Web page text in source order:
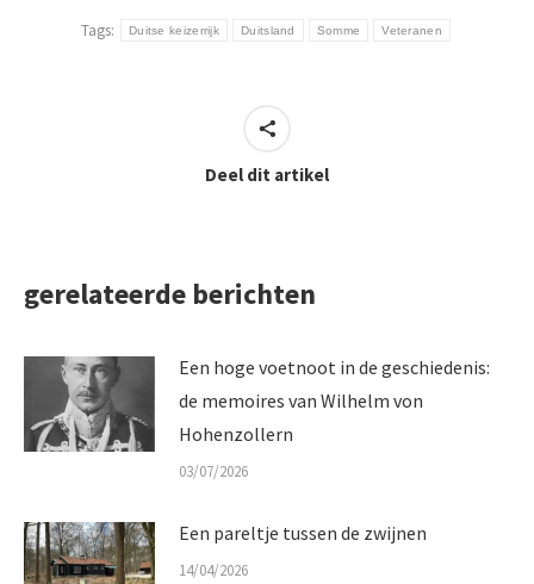
Tags: Duitse keizerrijk Duitsland Somme Veteranen
Deel dit artikel
gerelateerde berichten
Een hoge voetnoot in de geschiedenis:
de memoires van Wilhelm von
Hohenzollern
03/07/2026
Een pareltje tussen de zwijnen
14/04/2026